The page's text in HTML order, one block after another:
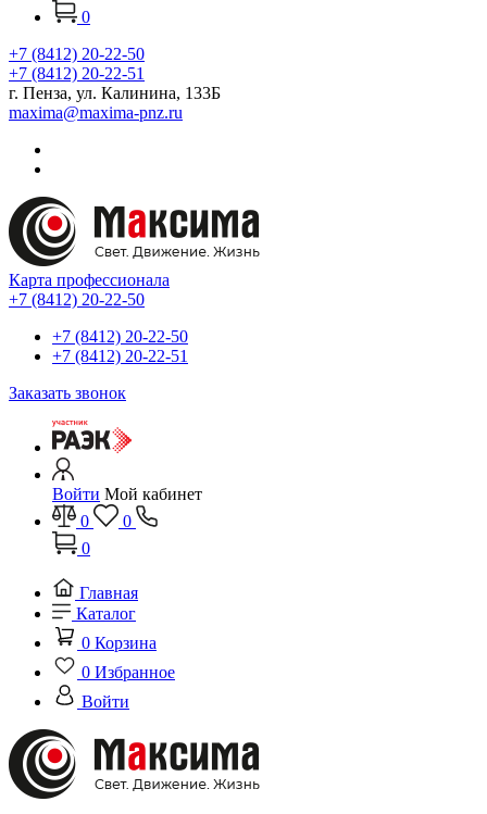
0
+7 (8412) 20-22-50
+7 (8412) 20-22-51
г. Пенза, ул. Калинина, 133Б
maxima@maxima-pnz.ru
Карта профессионала
+7 (8412) 20-22-50
+7 (8412) 20-22-50
+7 (8412) 20-22-51
Заказать звонок
Войти Мой кабинет
0
0
0
Главная
Каталог
0 Корзина
0 Избранное
Войти